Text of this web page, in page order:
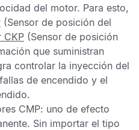
del motor. Para esto,
(Sensor de posición del
CKP (Sensor de posición
que suministran
controlar la inyección del
de encendido y el
CMP: uno de efecto
Sin importar el tipo